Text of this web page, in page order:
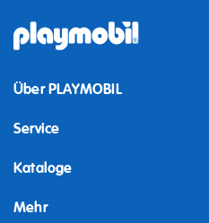
Über PLAYMOBIL
Service
Kataloge
Mehr